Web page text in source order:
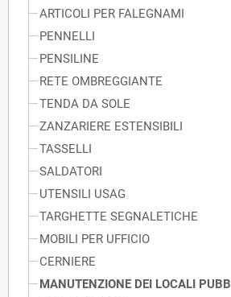
ARTICOLI PER FALEGNAMI
PENNELLI
PENSILINE
RETE OMBREGGIANTE
TENDA DA SOLE
ZANZARIERE ESTENSIBILI
TASSELLI
SALDATORI
UTENSILI USAG
TARGHETTE SEGNALETICHE
MOBILI PER UFFICIO
CERNIERE
MANUTENZIONE DEI LOCALI